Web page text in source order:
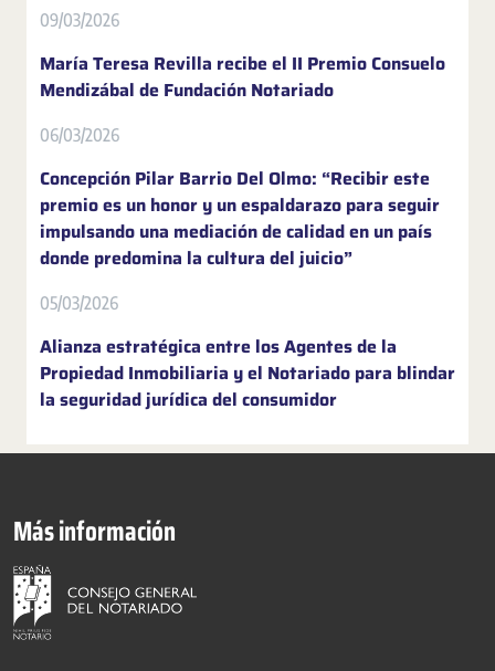
09/03/2026
María Teresa Revilla recibe el II Premio Consuelo
Mendizábal de Fundación Notariado
06/03/2026
Concepción Pilar Barrio Del Olmo: “Recibir este
premio es un honor y un espaldarazo para seguir
impulsando una mediación de calidad en un país
donde predomina la cultura del juicio”
05/03/2026
Alianza estratégica entre los Agentes de la
Propiedad Inmobiliaria y el Notariado para blindar
la seguridad jurídica del consumidor
Más información